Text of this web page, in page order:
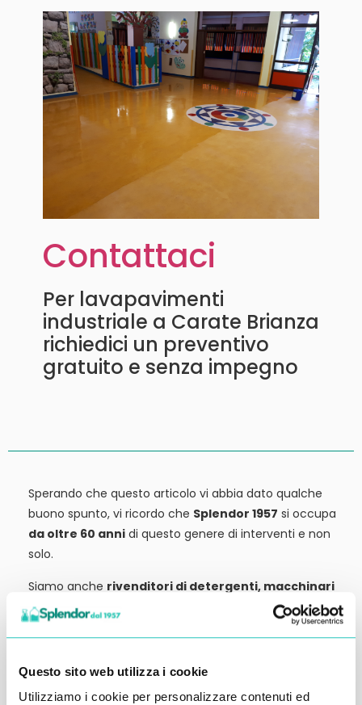
Questo sito web utilizza i cookie
Utilizziamo i cookie per personalizzare contenuti ed
Contattaci
Per lavapavimenti
industriale a Carate Brianza
richiedici un preventivo
gratuito e senza impegno
Sperando che questo articolo vi abbia dato qualche
buono spunto, vi ricordo che Splendor 1957 si occupa
da oltre 60 anni di questo genere di interventi e non
solo.
Siamo anche rivenditori di detergenti, macchinari
ed attrezzature:
tutto ciò che potrebbe servirvi,
potete trovarlo in vendita presso la nostra sede.
richiedere qualche informazione.
Ci vediamo al prossimo articolo.